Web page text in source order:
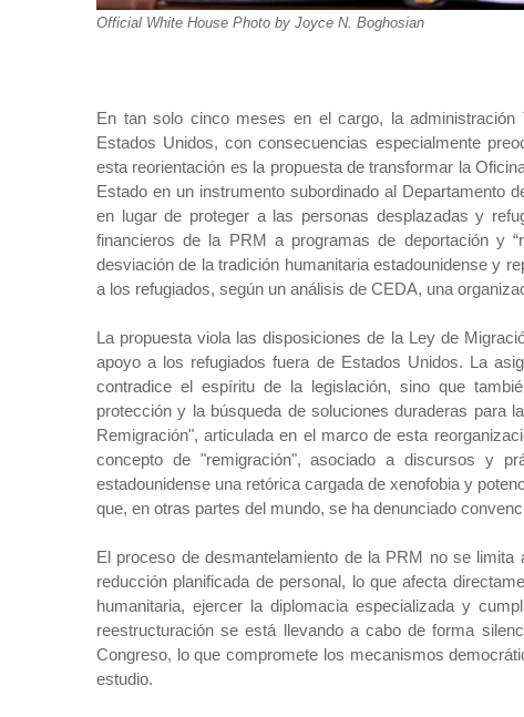
Official White House Photo by Joyce N. Boghosian
En tan solo cinco meses en el cargo, la
Estados Unidos, con consecuencias especialmente
esta reorientación es la propuesta de transformar la
Estado en un instrumento subordinado al Departamento
en lugar de proteger a las personas desplazadas y
financieros de la PRM a programas de deportación y
desviación de la tradición humanitaria estadounidense y
a los refugiados, según un análisis de CEDA, una
La ​​propuesta viola las disposiciones de la Ley de
apoyo a los refugiados fuera de Estados Unidos. La
contradice el espíritu de la legislación, sino que
protección y la búsqueda de soluciones duraderas para
Remigración", articulada en el marco de esta
concepto de "remigración", asociado a discursos y
estadounidense una retórica cargada de xenofobia y
que, en otras partes del mundo, se ha denunciado
El proceso de desmantelamiento de la PRM no se
reducción planificada de personal, lo que afecta
humanitaria, ejercer la diplomacia especializada y
reestructuración se está llevando a cabo de forma
Congreso, lo que compromete los mecanismos
estudio.